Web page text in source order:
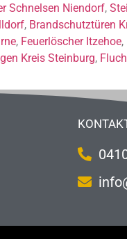
Schnelsen Niendorf,
, Brandschutztüren
, Feuerlöscher Itzehoe,
Kreis Steinburg,